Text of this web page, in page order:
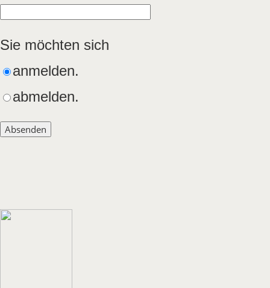
Sie möchten sich
anmelden.
abmelden.